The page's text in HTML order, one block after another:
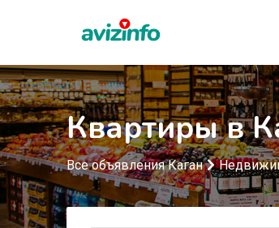
Квартиры в
Все объявления Каган